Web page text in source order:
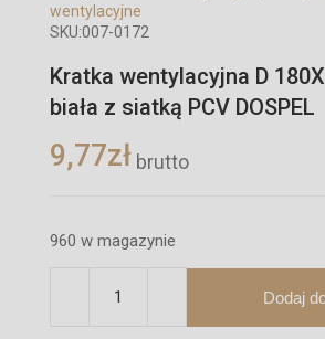
SKU:007-0172
wentylacyjne
Kratka wentylacyjna D
biała z siatką PCV DOSPEL
9,77zł brutto
960 w magazynie
Dodaj